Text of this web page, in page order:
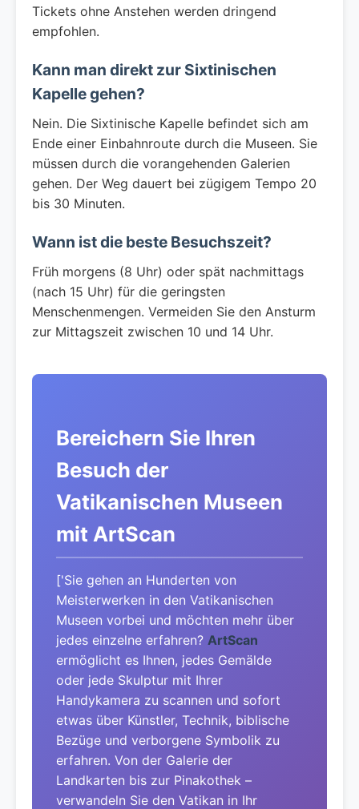
Tickets ohne Anstehen werden dringend
empfohlen.
Kann man direkt zur Sixtinischen
Kapelle gehen?
Nein. Die Sixtinische Kapelle befindet sich am
Ende einer Einbahnroute durch die Museen. Sie
müssen durch die vorangehenden Galerien
gehen. Der Weg dauert bei zügigem Tempo 20
bis 30 Minuten.
Wann ist die beste Besuchszeit?
Früh morgens (8 Uhr) oder spät nachmittags
(nach 15 Uhr) für die geringsten
Menschenmengen. Vermeiden Sie den Ansturm
zur Mittagszeit zwischen 10 und 14 Uhr.
Bereichern Sie Ihren
Besuch der
Vatikanischen Museen
mit ArtScan
['Sie gehen an Hunderten von
Meisterwerken in den Vatikanischen
Museen vorbei und möchten mehr über
jedes einzelne erfahren? ArtScan
ermöglicht es Ihnen, jedes Gemälde
oder jede Skulptur mit Ihrer
Handykamera zu scannen und sofort
etwas über Künstler, Technik, biblische
Bezüge und verborgene Symbolik zu
erfahren. Von der Galerie der
Landkarten bis zur Pinakothek –
verwandeln Sie den Vatikan in Ihr